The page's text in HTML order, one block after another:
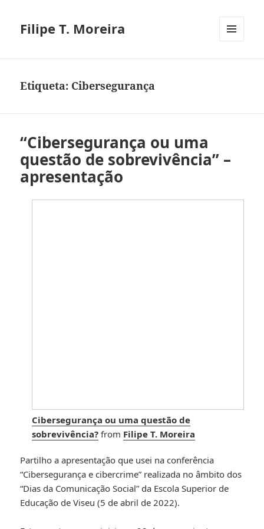
Filipe T. Moreira
Etiqueta: Cibersegurança
“Cibersegurança ou uma
questão de sobrevivência” –
apresentação
Cibersegurança ou uma questão de
sobrevivência? from Filipe T. Moreira
Partilho a apresentação que usei na conferência
“Cibersegurança e cibercrime” realizada no âmbito dos
“Dias da Comunicação Social” da Escola Superior de
Educação de Viseu (5 de abril de 2022).